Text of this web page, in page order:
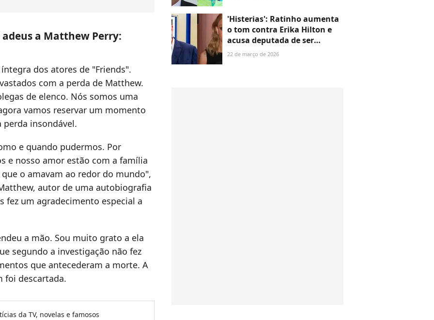
a Matthew Perry:
dos atores de "Friends".
​​​​com a perda de Matthew.
de elenco. Nós somos uma
vamos reservar um momento
perda insondável.
e quando pudermos. Por
e nosso amor estão com a família
o amavam ao redor do mundo",
autor de uma autobiografia
fez um agradecimento especial a
a mão. Sou muito grato a ela
segundo a investigação não fez
que antecederam a morte. A
foi descartada.
da TV, novelas e famosos
diversas críticas ao ex-
presidente, hoje preso e
condenado
'Histerias': Ratinho aumenta
o tom contra Erika Hilton e
acusa deputada de ser
'malcriada' após ser
22 de março de 2026